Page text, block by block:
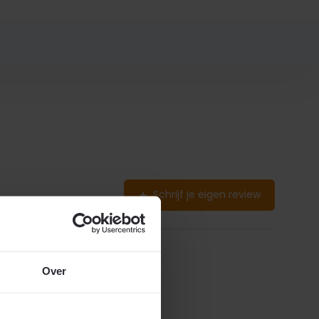
Over
Schrijf je eigen review